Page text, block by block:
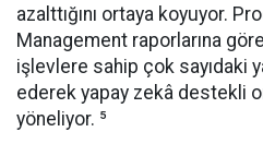
azalttığını ortaya koyuyor.
Management raporlarına
işlevlere sahip çok sayıdaki
ederek yapay zekâ destekli
yöneliyor. ⁵